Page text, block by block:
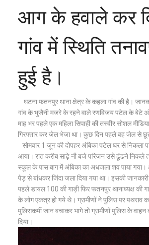
आग के हवाले कर
गांव में स्थिति
हुई है।
घटना फतनपुर थाना क्षेत्र के कहला गांव की है।
गांव के भुजैनी मजरे के रहने वाले रणविजय पटेल के बेटे
माह भर पहले एक महिला सिपाही की तस्वीर सोशल
गिरफ्तार कर जेल भेजा था। कुछ दिन पहले वह जेल से
सोमवार 1 जून की दोपहर अंबिका पटेल घर से निकला
आया। रात करीब साढ़े नौ बजे परिजन उसे ढूंढने निकले
स्कूल के पास बाग में अंबिका का अधजला शव पाया गया।
पेड़ से बांधकर जिंदा जला दिया गया था। इसकी जानकारी
पहले डायल 100 की गाड़ी फिर फतनपुर थानाध्यक्ष की
के लोग एकत्र हो गये थे। ग्रामीणों ने पुलिस पर पथराव
पुलिसकर्मी जान बचाकर भागे तो ग्रामीणों पुलिस के
दिया।